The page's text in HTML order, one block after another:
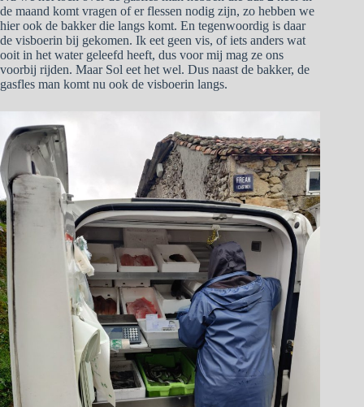
de maand komt vragen of er flessen nodig zijn, zo hebben we
hier ook de bakker die langs komt. En tegenwoordig is daar
de visboerin bij gekomen. Ik eet geen vis, of iets anders wat
ooit in het water geleefd heeft, dus voor mij mag ze ons
voorbij rijden. Maar Sol eet het wel. Dus naast de bakker, de
gasfles man komt nu ook de visboerin langs.